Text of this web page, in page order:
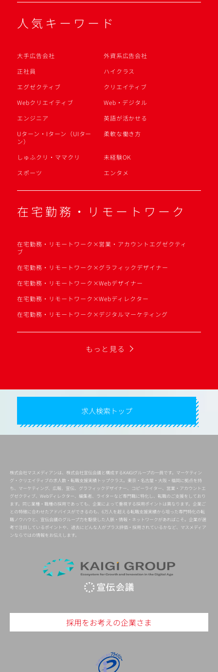
人気キーワード
大手広告会社
外資系広告会社
正社員
ハイクラス
エグゼクティブ
クリエイティブ
Webクリエイティブ
Web・デジタル
エンジニア
英語が活かせる
Uターン・Iターン（UIター
ン）
柔軟な働き方
しゅふクリ・ママクリ
未経験OK
スポーツ
エンタメ
在宅勤務・リモートワーク
在宅勤務・リモートワーク×営業・アカウントエグゼクティ
ブ
在宅勤務・リモートワーク×グラフィックデザイナー
在宅勤務・リモートワーク×Webデザイナー
在宅勤務・リモートワーク×Webディレクター
在宅勤務・リモートワーク×デジタルマーケティング
もっと見る
求人検索トップ
株式会社マスメディアンは、株式会社宣伝会議と構成するKAIGIグループの一員です。マーケティン
グ・クリエイティブの求人数・転職支援実績トップクラス。東京・名古屋・大阪・福岡に拠点を持
ち、マーケティング、広報、宣伝、グラフィックデザイナー、コピーライター、営業・アカウントエ
グゼクティブ、Webディレクター、編集者、ライターなど専門職に特化し、転職のご支援をしており
ます。同じ業種・職種の採用であっても、企業によって重視する採用ポイントは異なります。企業ご
との特徴に合わせたアドバイスができるのも、6万人を超える転職支援実績から培った専門特化の転
職ノウハウと、宣伝会議のグループ力を駆使した人脈・情報・ネットワークがあればこそ。企業が選
考で注目しているポイントや、過去にどんな人がプラス評価・採用されているかなど、マスメディア
ンならではの情報をお伝えします。
採用をお考えの企業さま